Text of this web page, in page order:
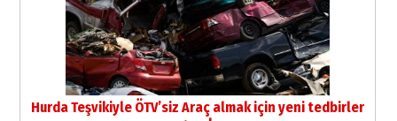
Hurda Teşvikiyle ÖTV’siz Araç almak için yeni tedbirler